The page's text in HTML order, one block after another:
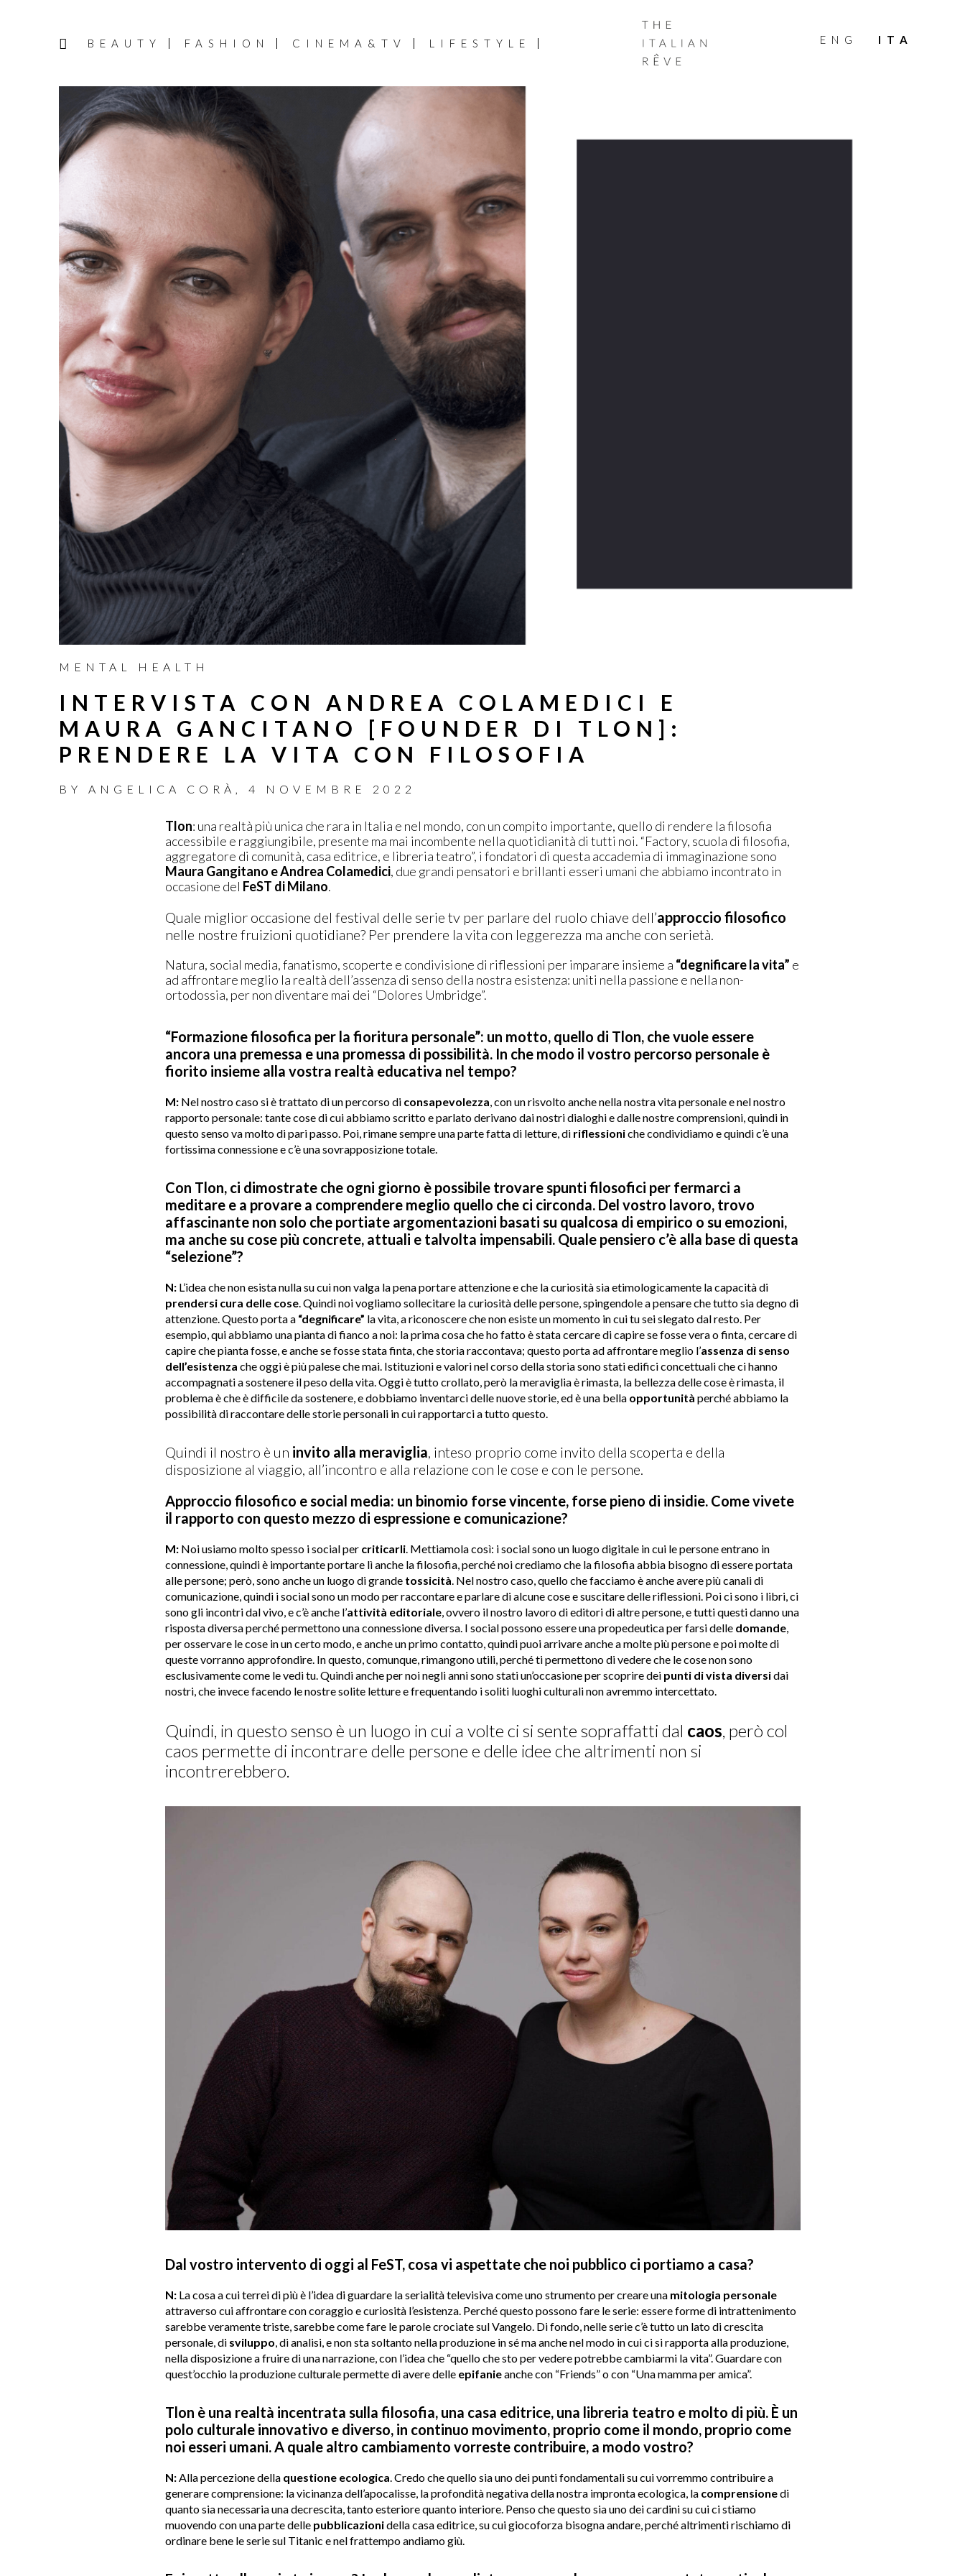
BEAUTY FASHION CINEMA&TV LIFESTYLE
ITALIAN
RÊVE
ENG ITA
MENTAL HEALTH
INTERVISTA CON ANDREA COLAMEDICI E
MAURA GANCITANO [FOUNDER DI TLON]:
PRENDERE LA VITA CON FILOSOFIA
BY ANGELICA CORÀ , 4 NOVEMBRE 2022
Tlon: una realtà più unica che rara in Italia e nel mondo, con un compito importante, quello di rendere la filosofia
accessibile e raggiungibile, presente ma mai incombente nella quotidianità di tutti noi. “Factory, scuola di filosofia,
aggregatore di comunità, casa editrice, e libreria teatro”, i fondatori di questa accademia di immaginazione sono
Maura Gangitano eAndrea Colamedici, due grandi pensatori e brillanti esseri umani che abbiamo incontrato in
occasione del FeST di Milano.
Quale miglior occasione del festival delle serie tv per parlare del ruolo chiave dell’approccio filosofico
nelle nostre fruizioni quotidiane? Per prendere la vita con leggerezza ma anche con serietà.
Natura, social media, fanatismo, scoperte e condivisione di riflessioni per imparare insieme a “degnificare la vita” e
ad affrontare meglio la realtà dell’assenza di senso della nostra esistenza: uniti nella passione e nella non-
ortodossia, per non diventare mai dei “Dolores Umbridge”.
“Formazione filosofica per la fioritura personale”: un motto, quello di Tlon, che vuole essere
ancora una premessa e una promessa di possibilità. In che modo il vostro percorso personale è
fiorito insieme alla vostra realtà educativa nel tempo?
M:Nel nostro caso si è trattato di un percorso di consapevolezza, con un risvolto anche nella nostra vita personale e nel nostro
rapporto personale: tante cose di cui abbiamo scritto e parlato derivano dai nostri dialoghi e dalle nostre comprensioni, quindi in
questo senso va molto di pari passo. Poi, rimane sempre una parte fatta di letture, di riflessioniche condividiamo e quindi c’è una
fortissima connessione e c’è una sovrapposizione totale.
Con Tlon, ci dimostrate che ogni giorno è possibile trovare spunti filosofici per fermarci a
meditare e a provare a comprendere meglio quello che ci circonda. Del vostro lavoro, trovo
affascinante non solo che portiate argomentazioni basati su qualcosa di empirico o su emozioni,
ma anche su cose più concrete, attuali e talvolta impensabili. Quale pensiero c’è alla base di questa
“selezione”?
N:L’idea che non esista nulla su cui non valga la pena portare attenzione e che la curiosità sia etimologicamente la capacità di
prendersi cura delle cose. Quindi noi vogliamo sollecitare la curiosità delle persone, spingendole a pensare che tutto sia degno di
attenzione. Questo porta a “degnificare” la vita, a riconoscere che non esiste un momento in cui tu sei slegato dal resto. Per
esempio, qui abbiamo una pianta di fianco a noi: la prima cosa che ho fatto è stata cercare di capire se fosse vera o finta, cercare di
capire che pianta fosse, e anche se fosse stata finta, che storia raccontava; questo porta ad affrontare meglio l’assenza di senso
dell’esistenza che oggi è più palese che mai. Istituzioni e valori nel corso della storia sono stati edifici concettuali che ci hanno
accompagnati a sostenere il peso della vita. Oggi è tutto crollato, però la meraviglia è rimasta, la bellezza delle cose è rimasta, il
problema è che è difficile da sostenere, e dobbiamo inventarci delle nuove storie, ed è una bella opportunità perché abbiamo la
possibilità di raccontare delle storie personali in cui rapportarci a tutto questo.
Quindi il nostro è un invito alla meraviglia, inteso proprio come invito della scoperta e della
disposizione al viaggio, all’incontro e alla relazione con le cose e con le persone.
Approccio filosofico e social media: un binomio forse vincente, forse pieno di insidie. Come vivete
il rapporto con questo mezzo di espressione e comunicazione?
M:Noi usiamo molto spesso i social per criticarli. Mettiamola così: i social sono un luogo digitale in cui le persone entrano in
connessione, quindi è importante portare lì anche la filosofia, perché noi crediamo che la filosofia abbia bisogno di essere portata
alle persone; però, sono anche un luogo di grande tossicità. Nel nostro caso, quello che facciamo è anche avere più canali di
comunicazione, quindi i social sono un modo per raccontare e parlare di alcune cose e suscitare delle riflessioni. Poi ci sono i libri, ci
sono gli incontri dal vivo, e c’è anche l’attività editoriale, ovvero il nostro lavoro di editori di altre persone, e tutti questi danno una
risposta diversa perché permettono una connessione diversa. I social possono essere una propedeutica per farsi delle domande,
per osservare le cose in un certo modo, e anche un primo contatto, quindi puoi arrivare anche a molte più persone e poi molte di
queste vorranno approfondire. In questo, comunque, rimangono utili, perché ti permettono di vedere che le cose non sono
esclusivamente come le vedi tu. Quindi anche per noi negli anni sono stati un’occasione per scoprire dei punti di vista diversidai
nostri, che invece facendo le nostre solite letture e frequentando i soliti luoghi culturali non avremmo intercettato.
Quindi, in questo senso è un luogo in cui a volte ci si sente sopraffatti dal caos, però col
caos permette di incontrare delle persone e delle idee che altrimenti non si
incontrerebbero.
Dal vostro intervento di oggi al FeST, cosa vi aspettate che noi pubblico ci portiamo a casa?
N:La cosa a cui terrei di più è l’idea di guardare la serialità televisiva come uno strumento per creare una mitologia personale
attraverso cui affrontare con coraggio e curiosità l’esistenza. Perché questo possono fare le serie: essere forme di intrattenimento
sarebbe veramente triste, sarebbe come fare le parole crociate sul Vangelo. Di fondo, nelle serie c’è tutto un lato di crescita
personale, di sviluppo , di analisi, e non sta soltanto nella produzione in sé ma anche nel modo in cui ci si rapporta alla produzione,
nella disposizione a fruire di una narrazione, con l’idea che “quello che sto per vedere potrebbe cambiarmi la vita”. Guardare con
quest’occhio la produzione culturale permette di avere delle epifanieanche con “Friends” o con “Una mamma per amica”.
Tlon è una realtà incentrata sulla filosofia, una casa editrice, una libreria teatro e molto di più. È un
polo culturale innovativo e diverso, in continuo movimento, proprio come il mondo, proprio come
noi esseri umani. A quale altro cambiamento vorreste contribuire, a modo vostro?
N:Alla percezione della questione ecologica . Credo che quello sia uno dei punti fondamentali su cui vorremmo contribuire a
generare comprensione: la vicinanza dell’apocalisse, la profondità negativa della nostra impronta ecologica, la comprensionedi
quanto sia necessaria una decrescita, tanto esteriore quanto interiore. Penso che questo sia uno dei cardini su cui ci stiamo
muovendo con una parte delle pubblicazionidella casa editrice, su cui giocoforza bisogna andare, perché altrimenti rischiamo di
ordinare bene le serie sul Titanic e nel frattempo andiamo giù.